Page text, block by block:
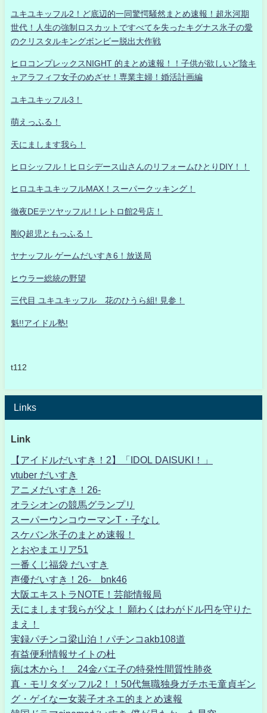
ユキユキッフル2！ど底辺的一同驚愕騒然まとめ速報！超氷河期
世代！人生の強制ロスカットですべてを失ったキグナス氷子の愛
のクリスタルキングボンビー脱出大作戦
ヒロコンプレックスNIGHT 的まとめ速報！！子供が欲しいど陰キ
ャアラフィフ女子のめざせ！専業主婦！婚活計画編
ユキユキッフル3！
萌えっふる！
天にまします我ら！
ヒロシッフル！ヒロシデース山さんのリフォームひとりDIY！！
ヒロユキユキッフルMAX！スーパークッキング！
徹夜DEテツヤッフル!！レトロ館2号店！
剛Q超児ともっふる！
ヤナッフル ゲームだいすき6！放送局
ヒウラー総統の野望
三代目 ユキユキッフル 花のひうら組! 見参！
魁!!アイドル塾!
t112
Links
Link
【アイドルだいすき！2】「IDOL DAISUKI！」
vtuber だいすき
アニメだいすき！26-
オラシオンの競馬グランプリ
スーパーウンコウーマンT・子なし
スケバン氷子のまとめ速報！
とおやまエリア51
一番くじ福袋 だいすき
声優だいすき！26- bnk46
大阪エキストラNOTE！芸能情報局
天にまします我らが父よ！ 願わくはわがドル円を守りた
まえ！
実録パチンコ梁山泊！パチンコakb108道
有益便利情報サイトの杜
病は木から！ 24金バエ子の特発性間質性肺炎
真・モリタダッフル2！！50代無職独身ガチホモ童貞ギン
グ・ゲイなー女装子オネエ的まとめ速報